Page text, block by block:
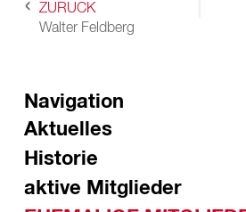
ZURÜCK
Walter Feldberg
Navigation
Aktuelles
Historie
aktive Mitglieder